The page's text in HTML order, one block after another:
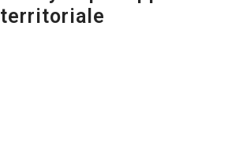
territoriale